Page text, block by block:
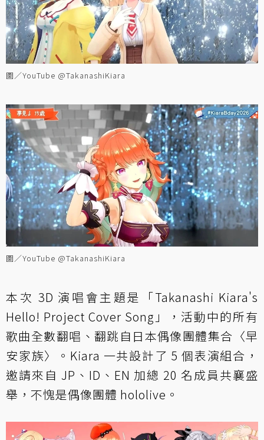
圖／YouTube @TakanashiKiara
圖／YouTube @TakanashiKiara
本次 3D 演唱會主題是「Takanashi Kiara's
Hello! Project Cover Song」，活動中的所有
歌曲全數翻唱、翻跳自日本偶像團體集合〈早
安家族〉。Kiara 一共設計了 5 個表演組合，
邀請來自 JP、ID、EN 加總 20 名成員共襄盛
舉，不愧是偶像團體 hololive。